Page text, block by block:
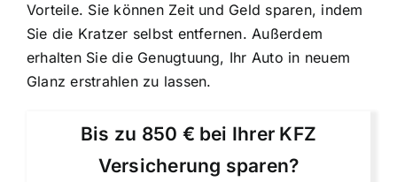
Vorteile. Sie können Zeit und Geld sparen, indem
Sie die Kratzer selbst entfernen. Außerdem
erhalten Sie die Genugtuung, Ihr Auto in neuem
Glanz erstrahlen zu lassen.
Bis zu 850 € bei Ihrer KFZ
Versicherung sparen?